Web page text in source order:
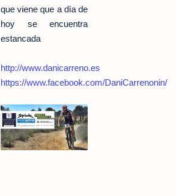
que viene que a día de
hoy se encuentra
estancada
http://www.danicarreno.es
https://www.facebook.com/DaniCarrenonin/